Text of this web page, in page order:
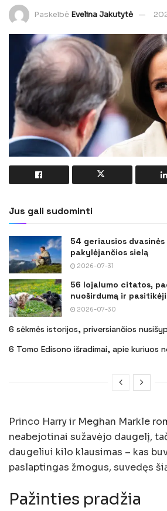
Paskelbė Evelina Jakutytė
Jus gali sudominti
54 geriausios
pakylėjančios sielą
2026-07-31
56 lojalumo citatos,
nuoširdumą ir
2026-07-30
6 sėkmės istorijos, priversiančios
6 Tomo Edisono išradimai, apie kuriuos
Princo Harry ir Meghan Markle
neabejotinai sužavėjo daugelį,
daugeliui kilo klausimas – kas
paslaptingas žmogus, suvedęs
Pažinties pradžia